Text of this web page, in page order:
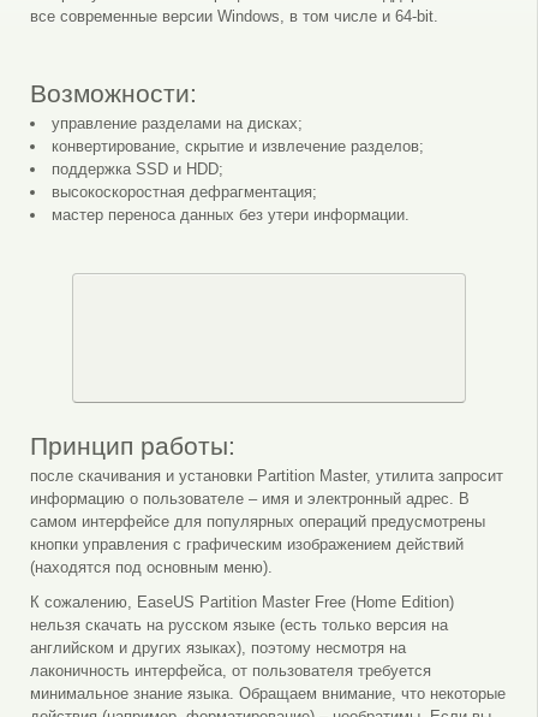
все современные версии Windows, в том числе и 64-bit.
Возможности:
управление разделами на дисках;
конвертирование, скрытие и извлечение разделов;
поддержка SSD и HDD;
высокоскоростная дефрагментация;
мастер переноса данных без утери информации.
Принцип работы:
после скачивания и установки Partition Master, утилита запросит
информацию о пользователе – имя и электронный адрес. В
самом интерфейсе для популярных операций предусмотрены
кнопки управления с графическим изображением действий
(находятся под основным меню).
К сожалению, EaseUS Partition Master Free (Home Edition)
нельзя скачать на русском языке (есть только версия на
английском и других языках), поэтому несмотря на
лаконичность интерфейса, от пользователя требуется
минимальное знание языка. Обращаем внимание, что некоторые